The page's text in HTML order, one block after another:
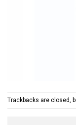
Trackbacks are closed,